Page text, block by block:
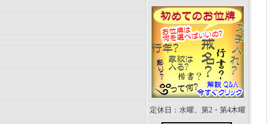
定休日：水曜、第2・第4木曜